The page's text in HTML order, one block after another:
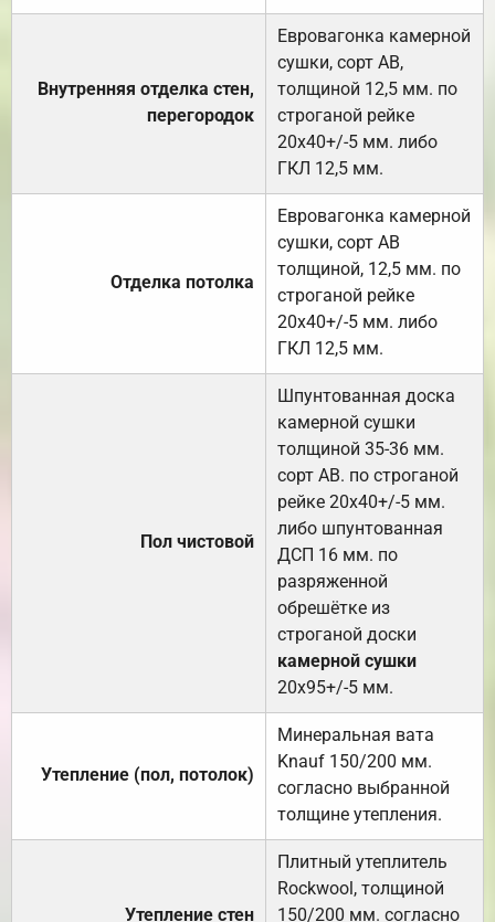
Внутренняя отделка стен,
перегородок
Евровагонка камерной
сушки, сорт АВ,
толщиной 12,5 мм. по
строганой рейке
20х40+/-5 мм. либо
ГКЛ 12,5 мм.
Отделка потолка
Евровагонка камерной
сушки, сорт АВ
толщиной, 12,5 мм. по
строганой рейке
20х40+/-5 мм. либо
ГКЛ 12,5 мм.
Пол чистовой
Шпунтованная доска
камерной сушки
толщиной 35-36 мм.
сорт АВ. по строганой
рейке 20х40+/-5 мм.
либо шпунтованная
ДСП 16 мм. по
разряженной
обрешётке из
строганой доски
камерной сушки
20х95+/-5 мм.
Утепление (пол, потолок)
Минеральная вата
Knauf 150/200 мм.
согласно выбранной
толщине утепления.
Утепление стен
Плитный утеплитель
Rockwool, толщиной
150/200 мм. согласно